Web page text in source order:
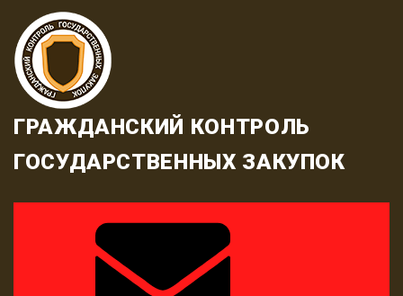
ГРАЖДАНСКИЙ КОНТРОЛЬ
ГОСУДАРСТВЕННЫХ ЗАКУПОК